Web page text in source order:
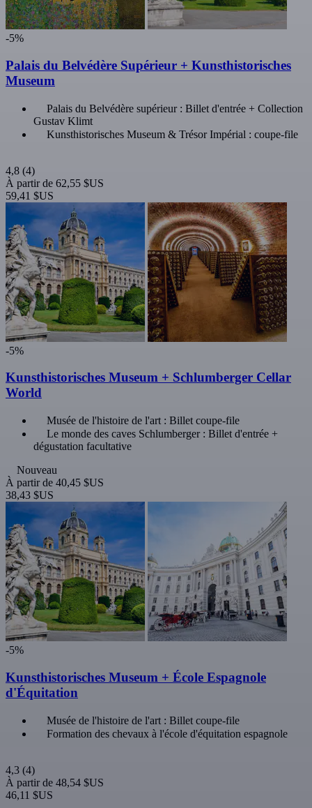
-5%
Palais du Belvédère Supérieur + Kunsthistorisches
Museum
Palais du Belvédère supérieur : Billet d'entrée + Collection
Gustav Klimt
Kunsthistorisches Museum & Trésor Impérial : coupe-file
4,8 (4)
À partir de 62,55 $US
59,41 $US
-5%
Kunsthistorisches Museum + Schlumberger Cellar
World
Musée de l'histoire de l'art : Billet coupe-file
Le monde des caves Schlumberger : Billet d'entrée +
dégustation facultative
Nouveau
À partir de 40,45 $US
38,43 $US
-5%
Kunsthistorisches Museum + École Espagnole
d'Équitation
Musée de l'histoire de l'art : Billet coupe-file
Formation des chevaux à l'école d'équitation espagnole
4,3 (4)
À partir de 48,54 $US
46,11 $US